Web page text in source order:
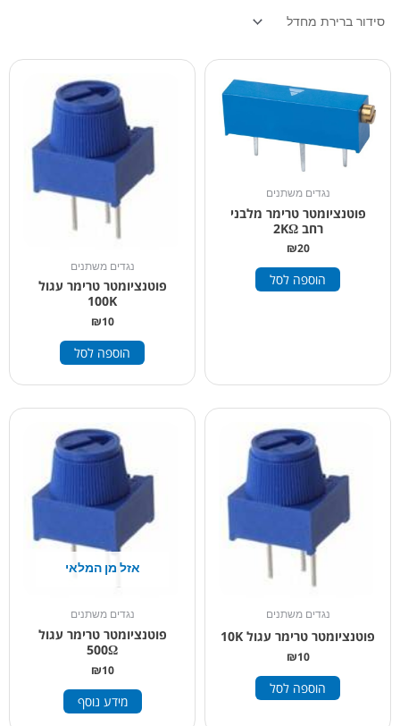
נגדים משתנים
פוטנציומטר טרימר מלבני
רחב 2KΩ
₪20
הוספה לסל
נגדים משתנים
פוטנציומטר טרימר עגול
100K
₪10
הוספה לסל
נגדים משתנים
פוטנציומטר טרימר עגול 10K
₪10
הוספה לסל
אזל מן המלאי
נגדים משתנים
פוטנציומטר טרימר עגול
500Ω
₪10
מידע נוסף